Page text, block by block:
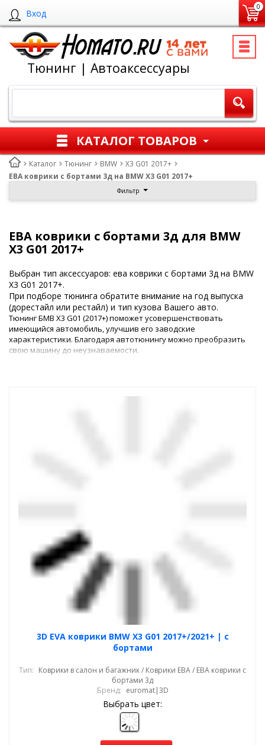
Вход
0
Тюнинг | Автоаксессуары
КАТАЛОГ ТОВАРОВ
Каталог Тюнинг BMW
X3 G01 2017+
ЕВА коврики с бортами 3д на BMW X3 G01 2017+
Фильтр
ЕВА коврики с бортами 3д для BMW
X3 G01 2017+
Выбран тип аксессуаров: ева коврики с бортами 3д на BMW
X3 G01 2017+.
При подборе тюнинга обратите внимание на год выпуска
(дорестайл или рестайл) и тип кузова Вашего авто.
Тюнинг БМВ Х3 G01 (2017+) поможет усовершенствовать
имеющийся автомобиль, улучшив его заводские
характеристики. Благодаря автотюнингу можно преобразить
свою машину до неузнаваемости.
Чтобы добавить изюминку в экстерьер, можно купить
3D EVA коврики BMW X3 G01 2017+/2021+ | с
бортами
Тип: Коврики в салон и багажник / Коврики ЕВА / ЕВА коврики с
бортами 3д
Бренд: euromat|3D
Выбрать цвет: